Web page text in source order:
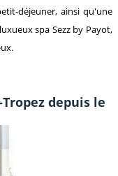
déjeuner, ainsi qu'une
spa Sezz by Payot,
depuis le